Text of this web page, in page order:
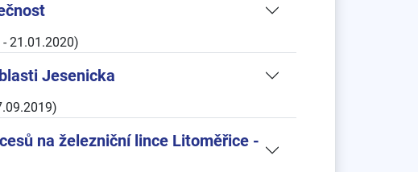
21.01.2020)
Jesenicka
na železniční lince Litoměřice -